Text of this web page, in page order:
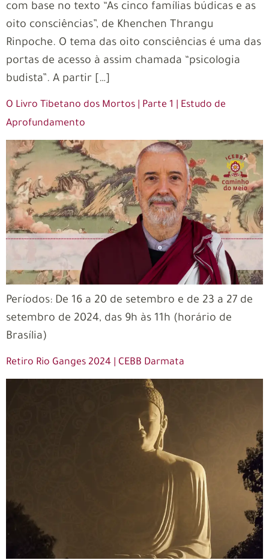
com base no texto “As cinco famílias búdicas e as
oito consciências”, de Khenchen Thrangu
Rinpoche. O tema das oito consciências é uma das
portas de acesso à assim chamada “psicologia
budista”. A partir […]
O Livro Tibetano dos Mortos | Parte 1 | Estudo de
Aprofundamento
Períodos: De 16 a 20 de setembro e de 23 a 27 de
setembro de 2024, das 9h às 11h (horário de
Brasília)
Retiro Rio Ganges 2024 | CEBB Darmata